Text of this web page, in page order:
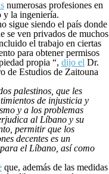
numerosas profesiones en
y la ingeniería.
sigue siendo el país donde
se ven privados de muchos
el trabajo en ciertas
para obtener permisos
propia “, dijo el Dr.
de Estudios de Zaitouna
palestinos, que les
de injusticia y
y a los problemas
al Líbano y su
permitir que los
decentes es un
el Líbano, así como
que, además de las medidas